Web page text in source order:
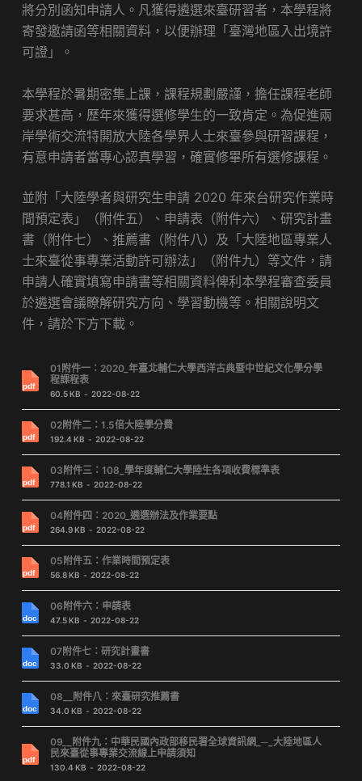
將分別函知申請人。凡獲得遴選來臺研習者，本學程將
寄發邀請函等相關資料，以便辦理「臺灣地區入出境許
可證」。
本學程於暑期密集上課，課程規劃嚴謹，擔任課程老師
要求甚高，歷年來獲得選修學生的一致肯定。為促進兩
岸學術交流特開放大陸各學界人士來臺參與研習課程，
有意申請者當專心認真學習，確實修畢所有選修課程。
並附「大陸學者與研究生申請 2020 年來台研究作業時
間預定表」（附件五）、申請表（附件六）、研究計畫
書（附件七）、推薦書（附件八）及「大陸地區專業人
士來臺從事專業活動許可辦法」（附件九）等文件，請
申請人確實填寫申請書等相關資料俾利本學程審查委員
於遴選會議瞭解研究方向、學習動機等。相關說明文
件，請於下方下載。
01附件一：2020_年臺北輔仁大學西洋古典暨中世紀文化學分學
程課程表
60.5 KB 2022-08-22
02附件二：1.5倍大陸學分費
192.4 KB 2022-08-22
03附件三：108_學年度輔仁大學陸生各項收費標準表
778.1 KB 2022-08-22
04附件四：2020_遴選辦法及作業要點
264.9 KB 2022-08-22
05附件五：作業時間預定表
56.8 KB 2022-08-22
06附件六：申請表
47.5 KB 2022-08-22
07附件七：研究計畫書
33.0 KB 2022-08-22
08__附件八：來臺研究推薦書
34.0 KB 2022-08-22
09__附件九：中華民國內政部移民署全球資訊網_─_大陸地區人
民來臺從事專業交流線上申請須知
130.4 KB 2022-08-22